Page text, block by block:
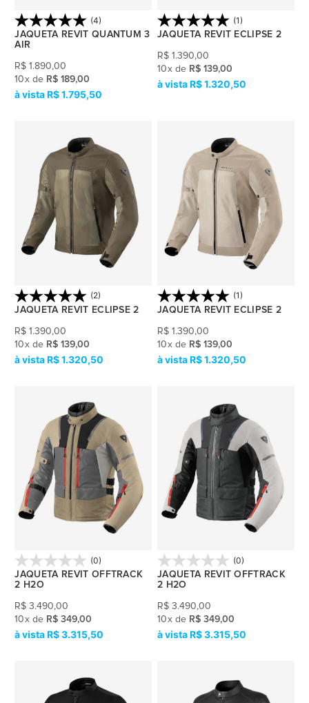
(4)
JAQUETA REVIT QUANTUM 3
AIR
R$ 1.890,00
10x de R$ 189,00
R$ 1.795,50
(1)
JAQUETA REVIT ECLIPSE 2
R$ 1.390,00
10x de R$ 139,00
R$ 1.320,50
(2)
JAQUETA REVIT ECLIPSE 2
R$ 1.390,00
10x de R$ 139,00
R$ 1.320,50
(1)
JAQUETA REVIT ECLIPSE 2
R$ 1.390,00
10x de R$ 139,00
R$ 1.320,50
(0)
JAQUETA REVIT OFFTRACK
2 H2O
R$ 3.490,00
10x de R$ 349,00
R$ 3.315,50
(0)
JAQUETA REVIT OFFTRACK
2 H2O
R$ 3.490,00
10x de R$ 349,00
R$ 3.315,50